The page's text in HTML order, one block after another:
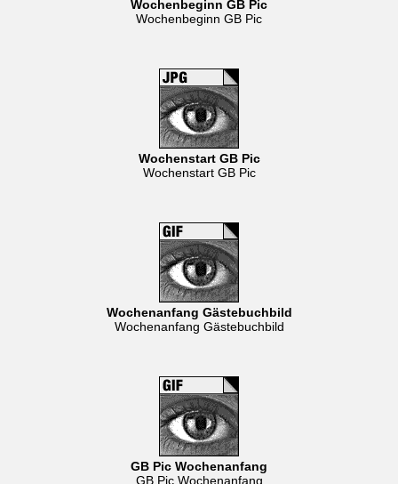
Wochenbeginn GB Pic
Wochenbeginn GB Pic
Wochenstart GB Pic
Wochenstart GB Pic
Wochenanfang Gästebuchbild
Wochenanfang Gästebuchbild
GB Pic Wochenanfang
GB Pic Wochenanfang